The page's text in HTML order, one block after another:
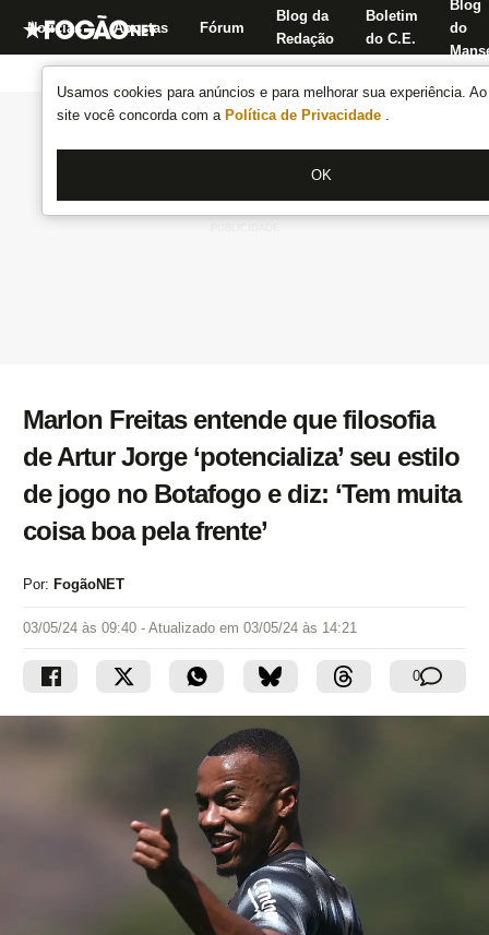
Usamos cookies para anúncios e para melhorar sua experiência.
site você concorda com a Política de Privacidade .
OK
Notícias Apostas Fórum
Blog da
Redação
Boletim
do C.E.
Blog
do
Marlon Freitas entende que filosofia
de Artur Jorge ‘potencializa’ seu estilo
de jogo no Botafogo e diz: ‘Tem muita
coisa boa pela frente’
Por: FogãoNET
03/05/24 às 09:40 - Atualizado em 03/05/24 às 14:21
0